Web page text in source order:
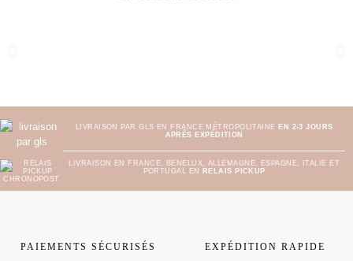
LIVRAISON PAR GLS EN FRANCE MÉTROPOLITAINE EN 2-3 JOURS
APRÈS EXPÉDITION
LIVRAISON EN FRANCE, BENELUX, ALLEMAGNE, ESPAGNE, ITALIE ET
PORTUGAL EN
RELAIS PICKUP
PAIEMENTS SÉCURISÉS EXPÉDITION RAPIDE